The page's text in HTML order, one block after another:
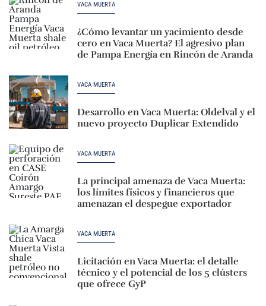
VACA MUERTA
¿Cómo levantar un yacimiento desde
cero en Vaca Muerta? El agresivo plan
de Pampa Energía en Rincón de Aranda
VACA MUERTA
Desarrollo en Vaca Muerta: Oldelval y el
nuevo proyecto Duplicar Extendido
VACA MUERTA
La principal amenaza de Vaca Muerta:
los límites físicos y financieros que
amenazan el despegue exportador
VACA MUERTA
Licitación en Vaca Muerta: el detalle
técnico y el potencial de los 5 clústers
que ofrece GyP